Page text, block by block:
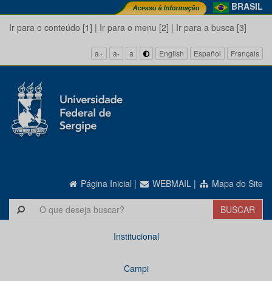
BRASIL
Ir para o conteúdo [1] | Ir para o menu [2] | Ir para a busca [3]
a+ a- a English Español Français
Página Inicial | WEBMAIL | Mapa do Site
Institucional
Campi